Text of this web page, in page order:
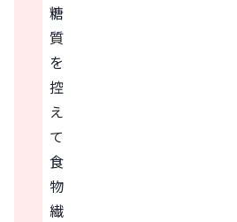
糖
質
を
控
え
て
食
物
繊